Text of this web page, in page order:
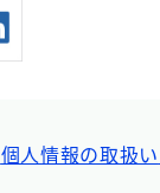
個人情報の取扱い